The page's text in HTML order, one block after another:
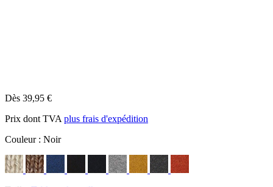
Dès 39,95 €
Prix dont TVA plus frais d'expédition
Couleur : Noir